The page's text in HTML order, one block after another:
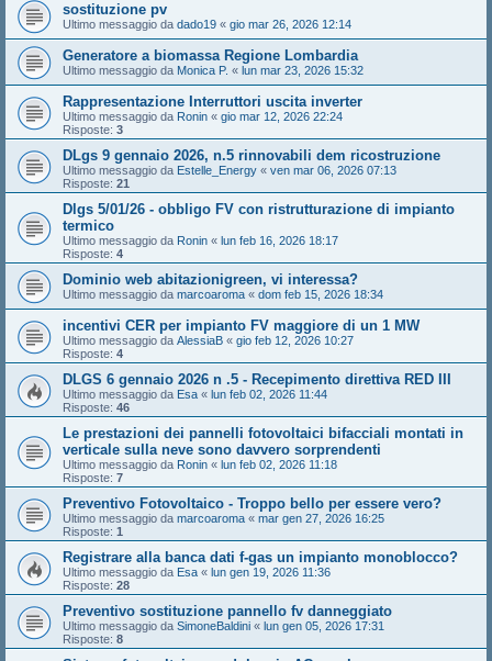
sostituzione pv
Ultimo messaggio da dado19 « gio mar 26, 2026 12:14
Generatore a biomassa Regione Lombardia
Ultimo messaggio da Monica P. « lun mar 23, 2026 15:32
Rappresentazione Interruttori uscita inverter
Ultimo messaggio da Ronin « gio mar 12, 2026 22:24
Risposte: 3
DLgs 9 gennaio 2026, n.5 rinnovabili dem ricostruzione
Ultimo messaggio da Estelle_Energy « ven mar 06, 2026 07:13
Risposte: 21
Dlgs 5/01/26 - obbligo FV con ristrutturazione di impianto
termico
Ultimo messaggio da Ronin « lun feb 16, 2026 18:17
Risposte: 4
Dominio web abitazionigreen, vi interessa?
Ultimo messaggio da marcoaroma « dom feb 15, 2026 18:34
incentivi CER per impianto FV maggiore di un 1 MW
Ultimo messaggio da AlessiaB « gio feb 12, 2026 10:27
Risposte: 4
DLGS 6 gennaio 2026 n .5 - Recepimento direttiva RED III
Ultimo messaggio da Esa « lun feb 02, 2026 11:44
Risposte: 46
Le prestazioni dei pannelli fotovoltaici bifacciali montati in
verticale sulla neve sono davvero sorprendenti
Ultimo messaggio da Ronin « lun feb 02, 2026 11:18
Risposte: 7
Preventivo Fotovoltaico - Troppo bello per essere vero?
Ultimo messaggio da marcoaroma « mar gen 27, 2026 16:25
Risposte: 1
Registrare alla banca dati f-gas un impianto monoblocco?
Ultimo messaggio da Esa « lun gen 19, 2026 11:36
Risposte: 28
Preventivo sostituzione pannello fv danneggiato
Ultimo messaggio da SimoneBaldini « lun gen 05, 2026 17:31
Risposte: 8